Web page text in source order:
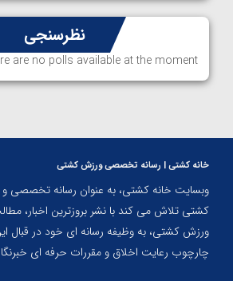
نظرسنجی
are no polls available at the moment.
خانه کشتی | رسانه تخصصی ورزش کشتی
وبسایت خانه کشتی، به عنوان رسانه تخصصی
کشتی تلاش می کند با نشر بروزترین اخبار،
ورزش کشتی، به وظیفه رسانه ای خود در قبال
چارچوب رعایت اخلاق و مقررات حرفه ای